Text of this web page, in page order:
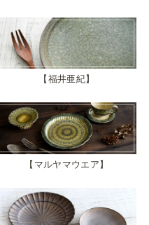
福井亜紀
マルヤマウエア